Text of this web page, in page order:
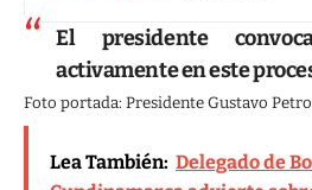
El presidente
activamente en este
Foto portada: Presidente Gustavo
Lea También: Delegado de